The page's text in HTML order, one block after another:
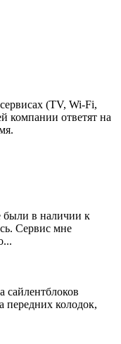
(TV, Wi-Fi,
компании ответят на
были в наличии к
Сервис мне
сайлентблоков
передних колодок,